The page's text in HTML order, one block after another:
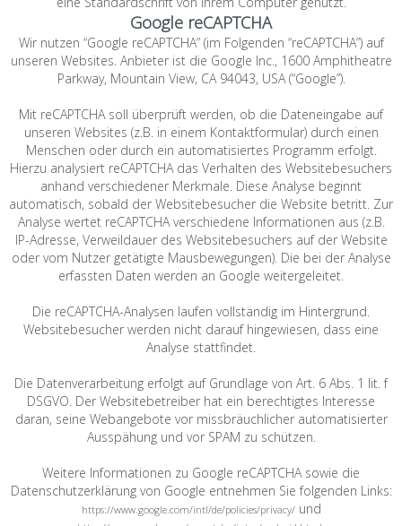
Google reCAPTCHA
Wir nutzen “Google reCAPTCHA” (im Folgenden “reCAPTCHA”) auf
unseren Websites. Anbieter ist die Google Inc., 1600 Amphitheatre
Parkway, Mountain View, CA 94043, USA (“Google”).
Mit reCAPTCHA soll überprüft werden, ob die Dateneingabe auf
unseren Websites (z.B. in einem Kontaktformular) durch einen
Menschen oder durch ein automatisiertes Programm erfolgt.
Hierzu analysiert reCAPTCHA das Verhalten des Websitebesuchers
anhand verschiedener Merkmale. Diese Analyse beginnt
automatisch, sobald der Websitebesucher die Website betritt. Zur
Analyse wertet reCAPTCHA verschiedene Informationen aus (z.B.
IP-Adresse, Verweildauer des Websitebesuchers auf der Website
oder vom Nutzer getätigte Mausbewegungen). Die bei der Analyse
erfassten Daten werden an Google weitergeleitet.
Die reCAPTCHA-Analysen laufen vollständig im Hintergrund.
Websitebesucher werden nicht darauf hingewiesen, dass eine
Analyse stattfindet.
Die Datenverarbeitung erfolgt auf Grundlage von Art. 6 Abs. 1 lit. f
DSGVO. Der Websitebetreiber hat ein berechtigtes Interesse
daran, seine Webangebote vor missbräuchlicher automatisierter
Ausspähung und vor SPAM zu schützen.
Weitere Informationen zu Google reCAPTCHA sowie die
Datenschutzerklärung von Google entnehmen Sie folgenden Links:
https://www.google.com/intl/de/policies/privacy/und